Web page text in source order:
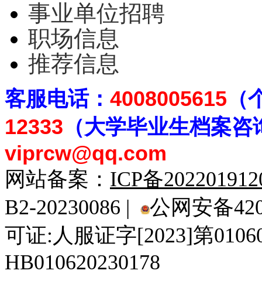
事业单位招聘
职场信息
推荐信息
客服电话： 4008005615
12333 （大学毕业生档案咨
viprcw@qq.com
网站备案： ICP备
B2-20230086 |
公网安备
可证:人服证字[2023]第
HB010620230178